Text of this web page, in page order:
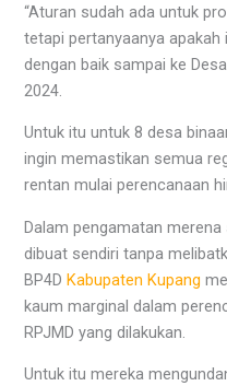
“Aturan sudah ada untuk
tetapi pertanyaanya
dengan baik sampai ke
2024.
Untuk itu untuk 8 desa
ingin memastikan semua
rentan mulai perencanaan
Dalam pengamatan
dibuat sendiri tanpa
BP4DKabupaten Kupang
kaum marginal dalam
RPJMD yang dilakukan.
Untuk itu mereka